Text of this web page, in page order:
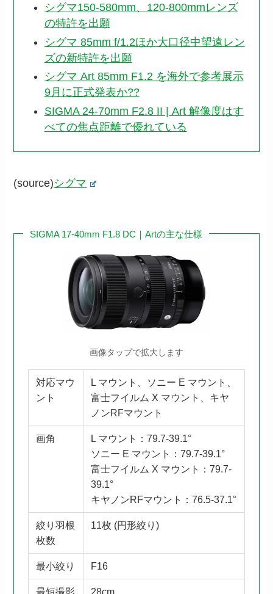
シグマ150-580mm、120-800mmレンズ
の特許を出願
シグマ 85mm f/1.2ほか大口径中望遠レン
ズの新特許を出願
シグマ Art 85mm F1.2 を海外で参考展示
9月に正式発表か??
SIGMA 24-70mm F2.8 II | Art 解像度はす
べての焦点距離で優れている
(source)シグマ
SIGMA 17-40mm F1.8 DC｜Artの主な仕様
画像タップで拡大します
対応マウ
ント
L マウント、ソニー E マウント、
富士フイルム X マウント、キヤ
ノンRFマウント
画角
L マウント：79.7-39.1°
ソニー E マウント：79.7-39.1°
富士フイルム X マウント：79.7-
39.1°
キヤノンRFマウント：76.5-37.1°
絞り羽根
枚数
11枚 (円形絞り)
最小絞り F16
最短撮影
28cm